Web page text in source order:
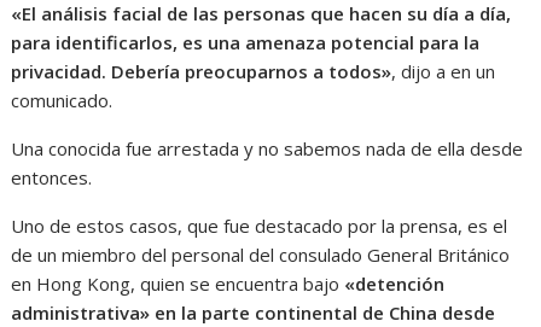
«El análisis facial de las personas que hacen su día a día,
para identificarlos, es una amenaza potencial para la
privacidad. Debería preocuparnos a todos», dijo a en un
comunicado.
Una conocida fue arrestada y no sabemos nada de ella desde
entonces.
Uno de estos casos, que fue destacado por la prensa, es el
de un miembro del personal del consulado General Británico
en Hong Kong, quien se encuentra bajo «detención
administrativa» en la parte continental de China desde